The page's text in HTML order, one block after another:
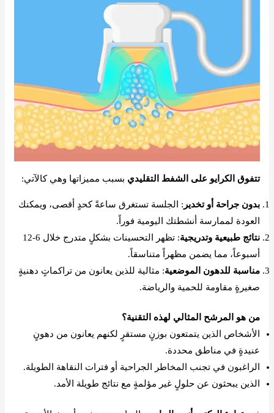
تتفوق الكرايو على الشفط التقليدي بسبب مميزاتها وهي كالآتي:
بدون جراحة أو تخدير : الجلسة تستغرق ساعةً كحدٍ أقصى، ويمكنك
العودة لممارسة أنشطتك اليومية فوراً.
نتائج طبيعية وتدريجية
: تظهر التحسينات بشكلٍ متدرج خلال 6-12
أسبوعاً، مما يضمن مظهراً متناسقاً.
مناسبة للدهون الموضعية: مثالية للذين يعانون من تراكماتٍ دهنيةٍ
صغيرةٍ مقاومة للحمية والرياضة.
من هو المرشح المثالي لهذه التقنية؟
الأشخاص الذين يتمتعون بوزنٍ مستقرٍ لكنهم يعانون من دهونٍ
عنيدةٍ في مناطق محددة.
الراغبون في تجنب المخاطر الجراحية أو فترات النقاهة الطويلة.
الذين يبحثون عن حلولٍ غير مؤلمةٍ مع نتائج طويلة الأمد.